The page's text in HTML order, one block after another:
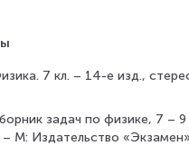
7 кл. – 14-е изд.,
задач по физике, 7 – 9
– М: Издательство